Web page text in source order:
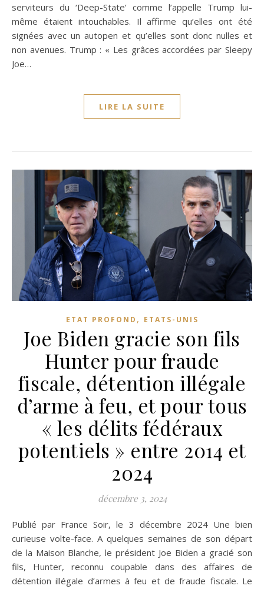
serviteurs du ‘Deep-State’ comme l’appelle Trump lui-
même étaient intouchables. Il affirme qu’elles ont été
signées avec un autopen et qu’elles sont donc nulles et
non avenues. Trump : « Les grâces accordées par Sleepy
Joe…
LIRE LA SUITE
ETAT PROFOND , ETATS-UNIS
Joe Biden gracie son fils
Hunter pour fraude
fiscale, détention illégale
d’arme à feu, et pour tous
« les délits fédéraux
potentiels » entre 2014 et
2024
décembre 3, 2024
Publié par France Soir, le 3 décembre 2024 Une bien
curieuse volte-face. A quelques semaines de son départ
de la Maison Blanche, le président Joe Biden a gracié son
fils, Hunter, reconnu coupable dans des affaires de
détention illégale d’armes à feu et de fraude fiscale. Le